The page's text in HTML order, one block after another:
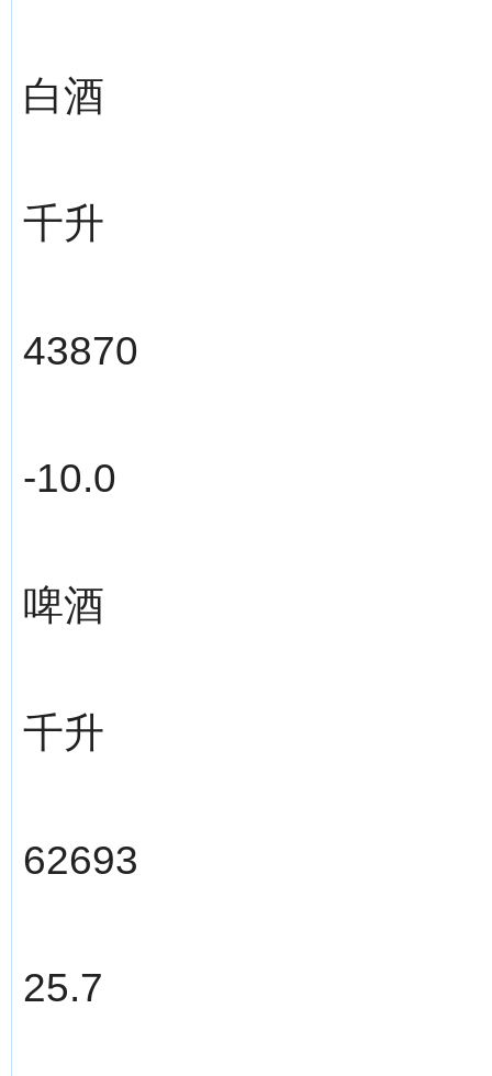
白酒
千升
43870
-10.0
啤酒
千升
62693
25.7